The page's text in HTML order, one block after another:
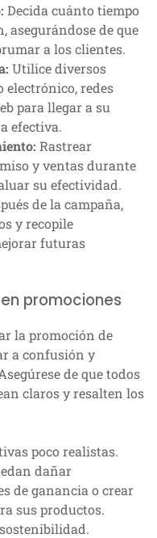
Decida cuánto tiempo
asegurándose de que
a los clientes.
Utilice diversos
electrónico, redes
para llegar a su
efectiva.
Rastrear
y ventas durante
su efectividad.
de la campaña,
y recopile
futuras
promociones
la promoción de
a confusión y
de que todos
claros y resalten los
poco realistas.
dañar
de ganancia o crear
sus productos.